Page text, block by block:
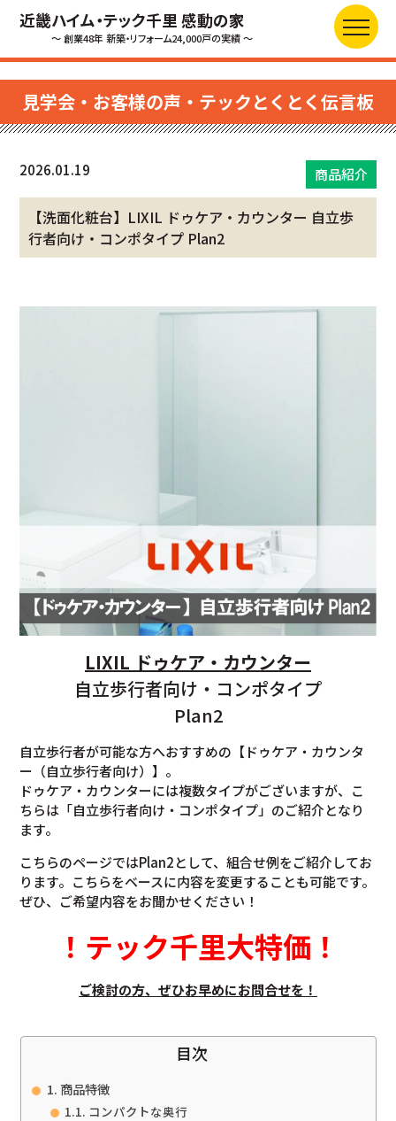
近畿ハイム・テック千里 感動の家
～ 創業48年 新築・リフォーム24,000戸の実績 ～
見学会・お客様の声・テックとくとく伝言板
2026.01.19 商品紹介
【洗面化粧台】LIXIL ドゥケア・カウンター 自立歩
行者向け・コンポタイプ Plan2
LIXIL ドゥケア・カウンター
自立歩行者向け・コンポタイプ
Plan2
自立歩行者が可能な方へおすすめの【ドゥケア・カウンタ
ー（自立歩行者向け）】。
ドゥケア・カウンターには複数タイプがございますが、こ
ちらは「自立歩行者向け・コンポタイプ」のご紹介となり
ます。
こちらのページではPlan2として、組合せ例をご紹介してお
ります。こちらをベースに内容を変更することも可能です。
ぜひ、ご希望内容をお聞かせください！
！ テック千里大特価 ！
ご検討の方、ぜひお早めにお問合せを！
目次
商品特徴
コンパクトな奥行